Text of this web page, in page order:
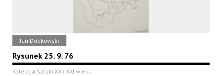
Jan Dobkowski
Rysunek 25. 9. 76
Kolekcja Sztuki XX i XXI wieku